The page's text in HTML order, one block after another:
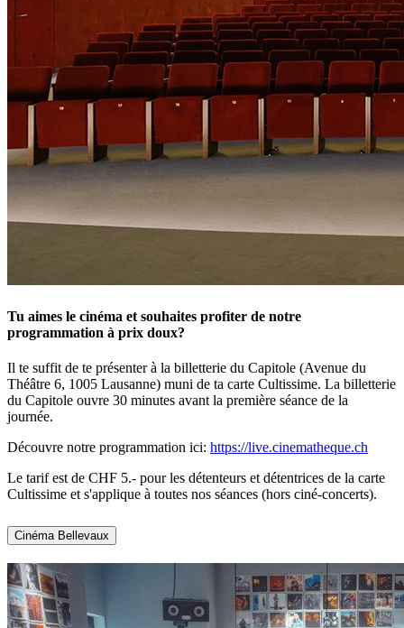
Tu aimes le cinéma et souhaites profiter de notre
programmation à prix doux?
Il te suffit de te présenter à la billetterie du Capitole (Avenue du
Théâtre 6, 1005 Lausanne) muni de ta carte Cultissime. La billetterie
du Capitole ouvre 30 minutes avant la première séance de la
journée.
Découvre notre programmation ici: https://live.cinematheque.ch
Le tarif est de CHF 5.- pour les détenteurs et détentrices de la carte
Cultissime et s'applique à toutes nos séances (hors ciné-concerts).
Cinéma Bellevaux